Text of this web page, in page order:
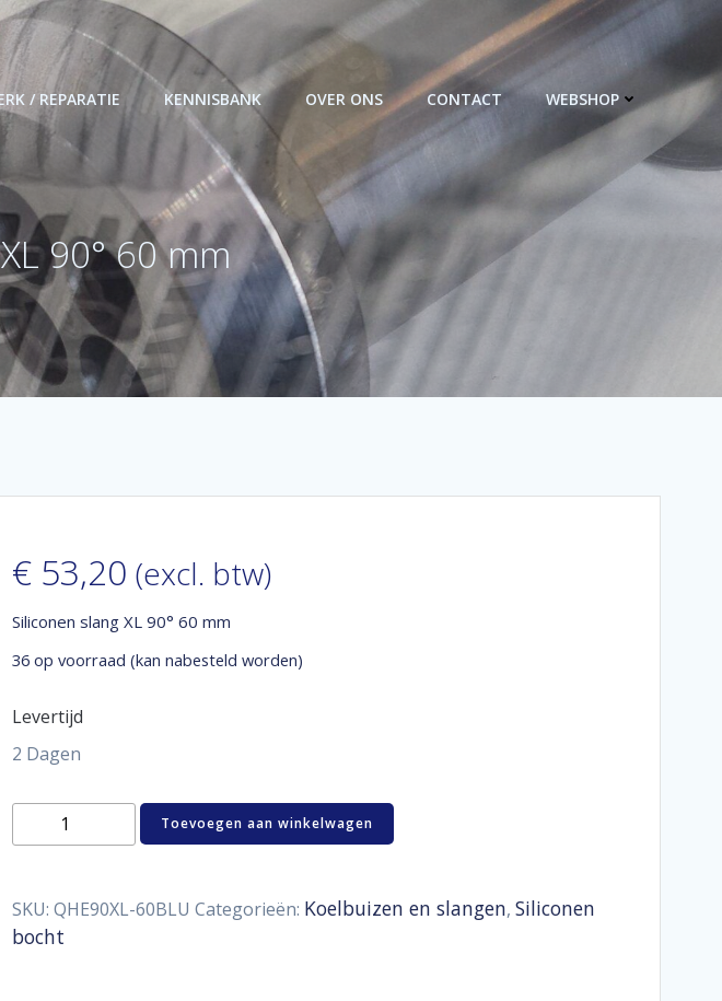
/ REPARATIE KENNISBANK OVER ONS CONTACT WEBSHOP
90° 60 mm
€53,20 (excl. btw)
Siliconen slang XL 90° 60 mm
36 op voorraad (kan nabesteld worden)
Levertijd
2 Dagen
Siliconen
60
mm
aantal
Toevoegen aan winkelwagen
SKU: QHE90XL-60BLU Categorieën: Koelbuizen en slangen, Siliconen
bocht